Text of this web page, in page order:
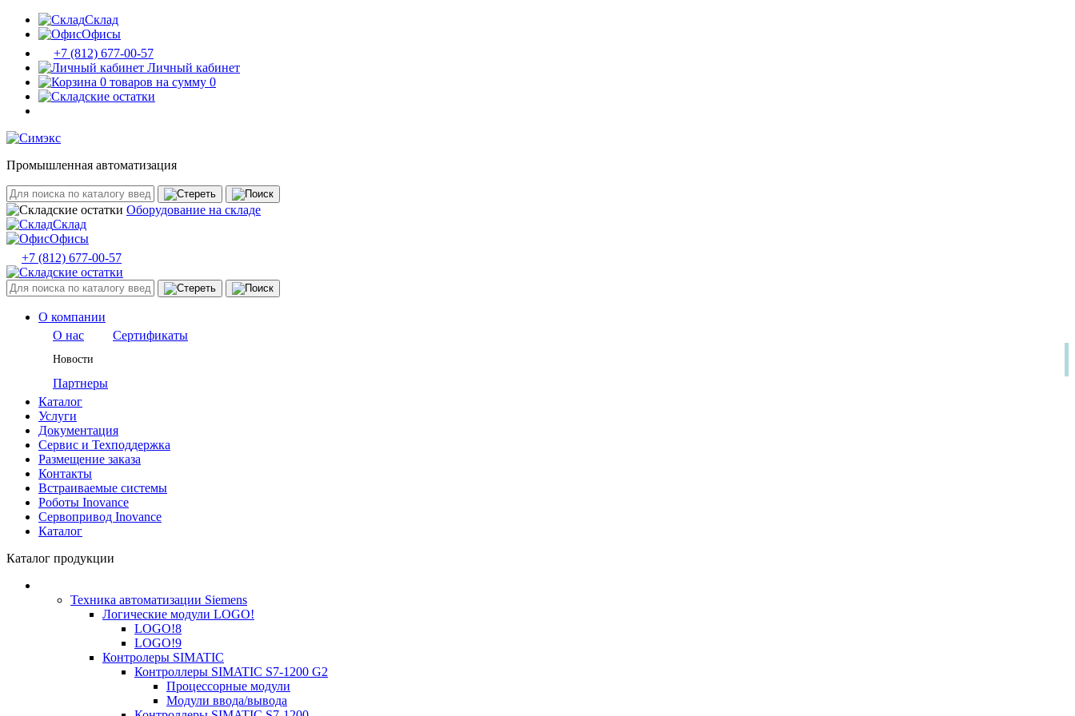
Склад
Офисы
+7 (812) 677-00-57
Личный кабинет
0 товаров на сумму 0
Промышленная автоматизация
Оборудование на складе
Склад
Офисы
+7 (812) 677-00-57
О компании
О нас
Сертификаты
Новости
Партнеры
Каталог
Услуги
Документация
Сервис и Техподдержка
Размещение заказа
Контакты
Встраиваемые системы
Роботы Inovance
Сервопривод Inovance
Каталог
Каталог продукции
Техника автоматизации Siemens
Логические модули LOGO!
LOGO!8
LOGO!9
Контролеры SIMATIC
Контроллеры SIMATIC S7-1200 G2
Процессорные модули
Модули ввода/вывода